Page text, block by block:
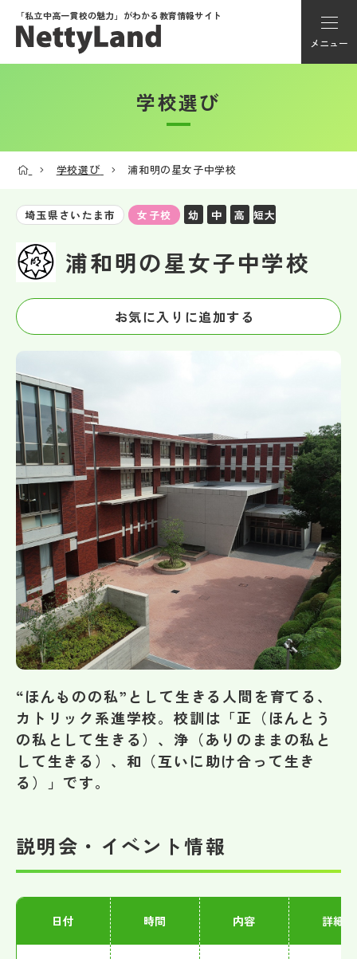
「私立中高一貫校の魅力」がわかる教育情報サイト
メニュー
アカウント登録
学校動画
私学探検隊
帰国生受験情報
説明会・イベント情報
よみもの
学校からのお知らせ
学校HP最新情報
特集
その他
お問い合わせ
サイトマップ
運営会社
学校選び
学校選び 浦和明の星女子中学校
埼玉県さいたま市 女子校 幼 中 高 短大
浦和明の星女子中学校
お気に入りに追加する
“ほんものの私”として生きる人間を育てる、
カトリック系進学校。校訓は「正（ほんとう
の私として生きる）、浄（ありのままの私と
して生きる）、和（互いに助け合って生き
る）」です。
説明会・イベント情報
日付 時間 内容 詳細